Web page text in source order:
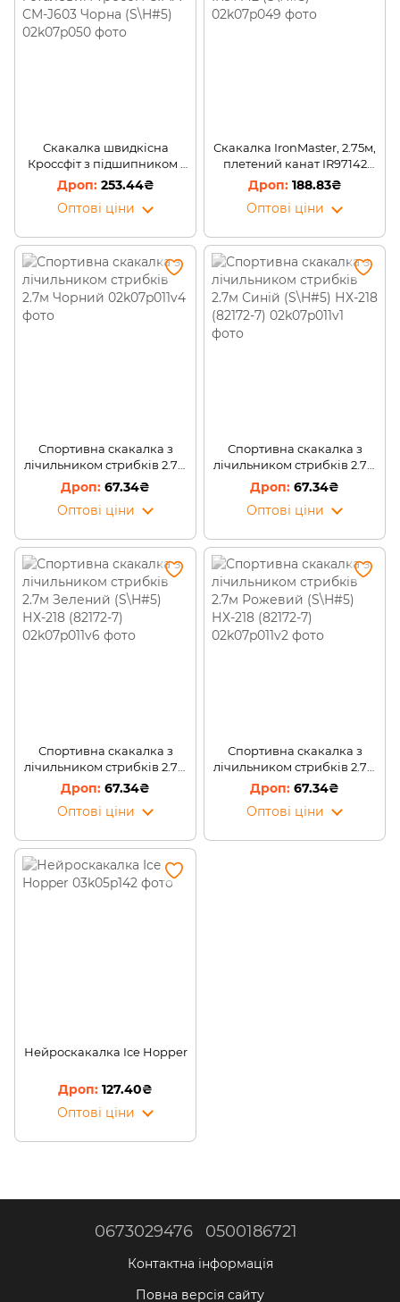
Скакалка швидкісна
Кроссфіт з підшипником і
сталевим тросом CIMA CM-
J603 Чорна (S\H#5)
253.44₴
Оптові ціни
Скакалка IronMaster, 2.75м,
плетений канат IR97142
(S\H#5)
188.83₴
Оптові ціни
Спортивна скакалка з
лічильником стрибків 2.7м
Чорний
67.34₴
Оптові ціни
Спортивна скакалка з
лічильником стрибків 2.7м
Синiй (S\H#5) НХ-218 (82172-
67.34₴
Оптові ціни
Спортивна скакалка з
лічильником стрибків 2.7м
Зелений (S\H#5) НХ-218
67.34₴
Оптові ціни
Спортивна скакалка з
лічильником стрибків 2.7м
Рожевий (S\H#5) НХ-218
67.34₴
Оптові ціни
Нейроскакалка Ice Hopper
127.40₴
Оптові ціни
0673029476 0500186721
Контактна інформація
Повна версія сайту